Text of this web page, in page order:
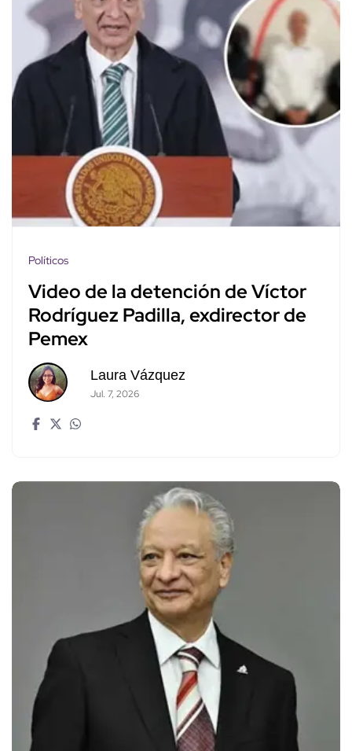
Políticos
Video de la detención de Víctor
Rodríguez Padilla, exdirector de
Pemex
Laura Vázquez
Jul. 7, 2026